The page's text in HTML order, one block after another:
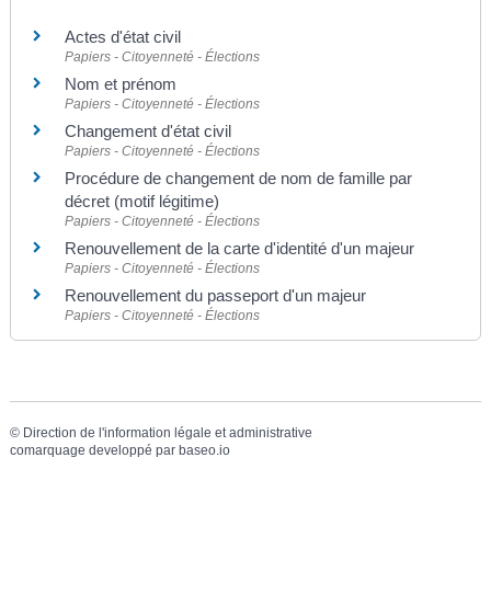
Actes d'état civil
Papiers - Citoyenneté - Élections
Nom et prénom
Papiers - Citoyenneté - Élections
Changement d'état civil
Papiers - Citoyenneté - Élections
Procédure de changement de nom de famille par
décret (motif légitime)
Papiers - Citoyenneté - Élections
Renouvellement de la carte d'identité d'un majeur
Papiers - Citoyenneté - Élections
Renouvellement du passeport d'un majeur
Papiers - Citoyenneté - Élections
© Direction de l'information légale et administrative
comarquage developpé par baseo.io